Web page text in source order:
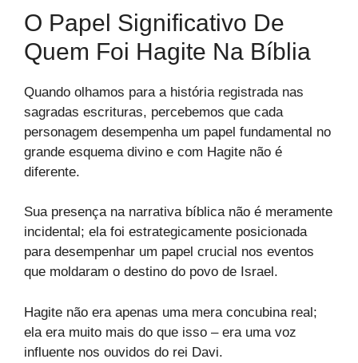
O Papel Significativo De
Quem Foi Hagite Na Bíblia
Quando olhamos para a história registrada nas
sagradas escrituras, percebemos que cada
personagem desempenha um papel fundamental no
grande esquema divino e com Hagite não é
diferente.
Sua presença na narrativa bíblica não é meramente
incidental; ela foi estrategicamente posicionada
para desempenhar um papel crucial nos eventos
que moldaram o destino do povo de Israel.
Hagite não era apenas uma mera concubina real;
ela era muito mais do que isso – era uma voz
influente nos ouvidos do rei Davi.